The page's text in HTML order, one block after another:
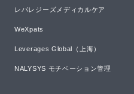
レバレジーズメディカルケア
WeXpats
Leverages Global（上海）
NALYSYS モチベーション管理